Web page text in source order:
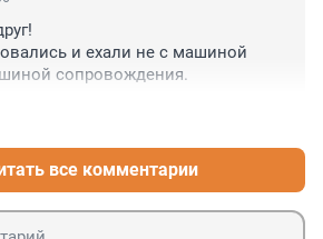
и ехали не с машиной
сопровождения.
все комментарии